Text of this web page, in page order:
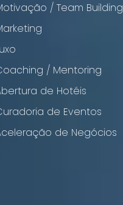
/ Team Building
/ Mentoring
de Hotéis
de Eventos
de Negócios